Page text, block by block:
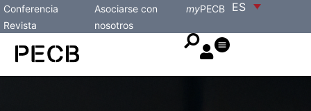
Conferencia
Revista
Asociarse con
nosotros
ES
myPECB